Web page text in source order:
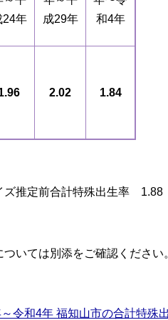
24年
成29年
和4年
2.02 1.84
ズ推定前合計特殊出生率 1.88
いては別添をご確認ください
令和4年 福知山市の合計特殊